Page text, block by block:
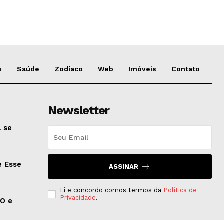
Saúde Zodíaco Web Imóveis Contato
se
Esse
e
Newsletter
ASSINAR
Li e concordo comos termos da Política de
Privacidade.